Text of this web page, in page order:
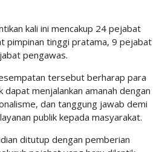
kali ini mencakup 24 pejabat
pimpinan tinggi pratama, 9 pejabat
pengawas.
tersebut berharap para
menjalankan amanah dengan
dan tanggung jawab demi
publik kepada masyarakat.
ditutup dengan pemberian